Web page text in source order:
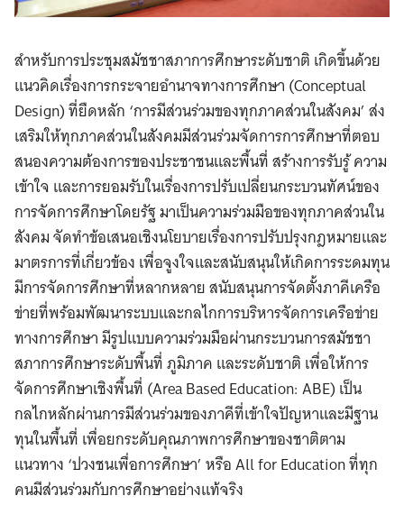
สำหรับการประชุมสมัชชาสภาการศึกษาระดับชาติ เกิดขึ้นด้วย
แนวคิดเรื่องการกระจายอำนาจทางการศึกษา (Conceptual
Design) ที่ยืดหลัก ‘การมีส่วนร่วมของทุกภาคส่วนในสังคม’ ส่ง
เสริมให้ทุกภาคส่วนในสังคมมีส่วนร่วมจัดการการศึกษาที่ตอบ
สนองความต้องการของประชาชนและพื้นที่ สร้างการรับรู้ ความ
เข้าใจ และการยอมรับในเรื่องการปรับเปลี่ยนกระบวนทัศน์ของ
การจัดการศึกษาโดยรัฐ มาเป็นความร่วมมือของทุกภาคส่วนใน
สังคม จัดทำข้อเสนอเชิงนโยบายเรื่องการปรับปรุงกฎหมายและ
มาตรการที่เกี่ยวข้อง เพื่อจูงใจและสนับสนุนให้เกิดการระดมทุน
มีการจัดการศึกษาที่หลากหลาย สนับสนุนการจัดตั้งภาคีเครือ
ข่ายที่พร้อมพัฒนาระบบและกลไกการบริหารจัดการเครือข่าย
ทางการศึกษา มีรูปแบบความร่วมมือผ่านกระบวนการสมัชชา
สภาการศึกษาระดับพื้นที่ ภูมิภาค และระดับชาติ เพื่อให้การ
จัดการศึกษาเชิงพื้นที่ (Area Based Education: ABE) เป็น
กลไกหลักผ่านการมีส่วนร่วมของภาคีที่เข้าใจปัญหาและมีฐาน
ทุนในพื้นที่ เพื่อยกระดับคุณภาพการศึกษาของชาติตาม
แนวทาง ‘ปวงชนเพื่อการศึกษา’ หรือ All for Education ที่ทุก
คนมีส่วนร่วมกับการศึกษาอย่างแท้จริง